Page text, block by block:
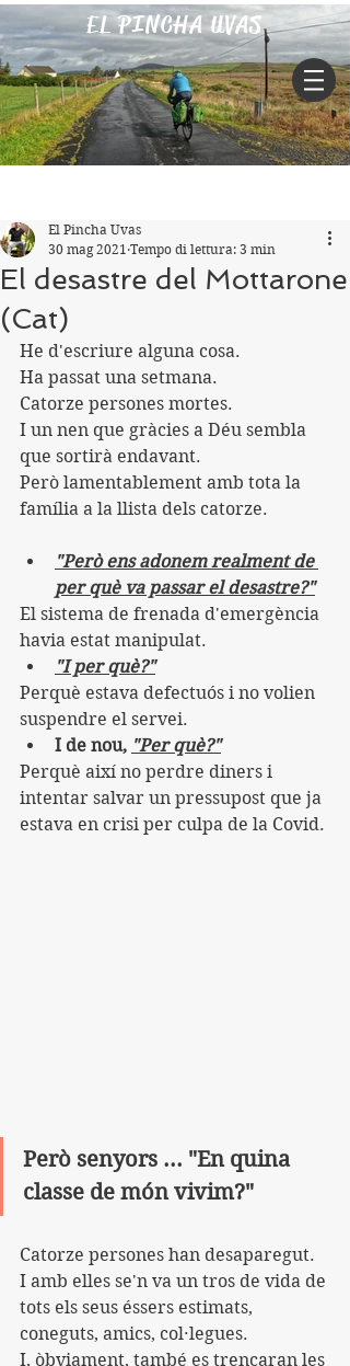
EL PINCHA UVAS
El desastre del Mottarone
(Cat)
El Pincha Uvas
30 mag 2021 Tempo di lettura: 3 min
He d'escriure alguna cosa.
Ha passat una setmana.
Catorze persones mortes.
I un nen que gràcies a Déu sembla
que sortirà endavant.
Però lamentablement amb tota la
família a la llista dels catorze.
"Però ens adonem realment de
per què va passar el desastre?"
El sistema de frenada d'emergència
havia estat manipulat.
"I per què?"
Perquè estava defectuós i no volien
suspendre el servei.
I de nou, "Per què?"
Perquè així no perdre diners i
intentar salvar un pressupost que ja
estava en crisi per culpa de la Covid.
Però senyors ... "En quina
classe de món vivim?"
Catorze persones han desaparegut.
I amb elles se'n va un tros de vida de
tots els seus éssers estimats,
coneguts, amics, col·legues.
I, òbviament, també es trencaran les